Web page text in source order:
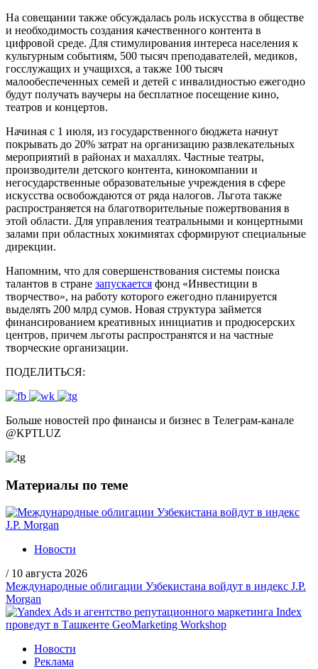
На совещании также обсуждалась роль искусства в обществе
и необходимость создания качественного контента в
цифровой среде. Для стимулирования интереса населения к
культурным событиям, 500 тысяч преподавателей, медиков,
госслужащих и учащихся, а также 100 тысяч
малообеспеченных семей и детей с инвалидностью ежегодно
будут получать ваучеры на бесплатное посещение кино,
театров и концертов.
Начиная с 1 июля, из государственного бюджета начнут
покрывать до 20% затрат на организацию развлекательных
мероприятий в районах и махаллях. Частные театры,
производители детского контента, кинокомпании и
негосударственные образовательные учреждения в сфере
искусства освобождаются от ряда налогов. Льгота также
распространяется на благотворительные пожертвования в
этой области. Для управления театральными и концертными
залами при областных хокимиятах сформируют специальные
дирекции.
Напомним, что для совершенствования системы поиска
талантов в стране запускается фонд «Инвестиции в
творчество», на работу которого ежегодно планируется
выделять 200 млрд сумов. Новая структура займется
финансированием креативных инициатив и продюсерских
центров, причем льготы распространятся и на частные
творческие организации.
ПОДЕЛИТЬСЯ:
Больше новостей про финансы и бизнес в Телеграм-канале
@KPTLUZ
Материалы по теме
Новости
/ 10 августа 2026
Международные облигации Узбекистана войдут в индекс J.P.
Morgan
Новости
Реклама